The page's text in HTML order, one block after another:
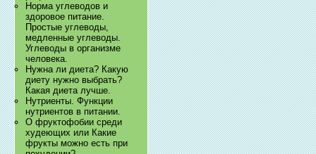
Норма углеводов и
здоровое питание.
Простые углеводы,
медленные углеводы.
Углеводы в организме
человека.
Нужна ли диета? Какую
диету нужно выбрать?
Какая диета лучше.
Нутриенты. Функции
нутриентов в питании.
О фруктофобии среди
худеющих или Какие
фрукты можно есть при